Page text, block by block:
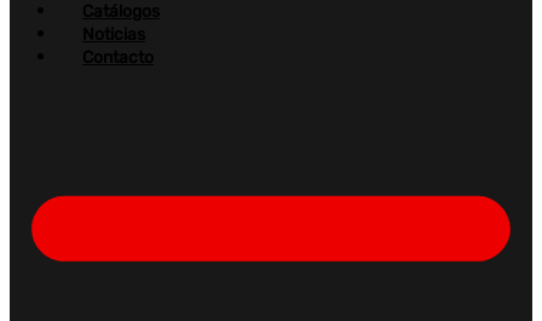
Catálogos
Noticias
Contacto